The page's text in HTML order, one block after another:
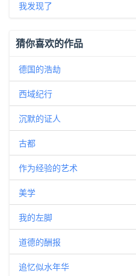
我发现了
猜你喜欢的作品
德国的浩劫
西域纪行
沉默的证人
古都
作为经验的艺术
美学
我的左脚
道德的酬报
追忆似水年华